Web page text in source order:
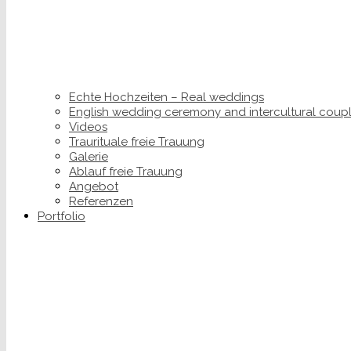
Echte Hochzeiten – Real weddings
English wedding ceremony and intercultural
Videos
Traurituale freie Trauung
Galerie
Ablauf freie Trauung
Angebot
Referenzen
Portfolio